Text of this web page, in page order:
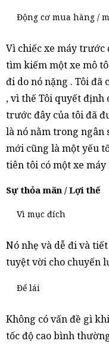
Động cơ mua hàng /
Vì chiếc xe máy trước
tìm kiếm một xe mô
đi do nó nặng . Tôi đã
, vì thế Tôi quyết định
trước đây của tôi đã
là nó nằm trong ngân
mới cũng là một yếu
tiên tôi có một xe máy
Sự thỏa mãn / Lợi thế
Vì mục đích
Nó nhẹ và dễ đi và
tuyệt vời cho chuyến
Để lái
Không có vấn đề gì
tốc độ cao bình